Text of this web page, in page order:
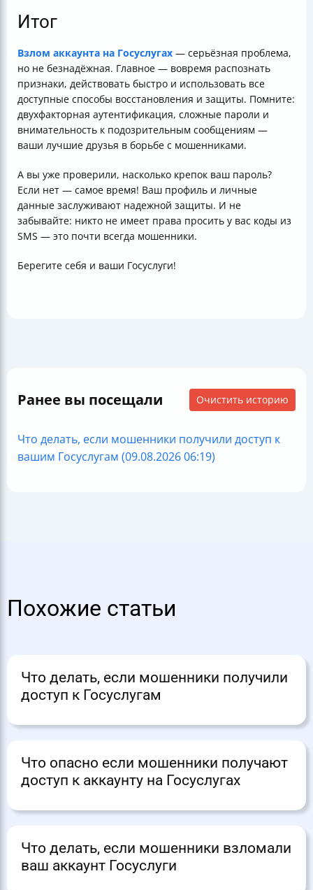
Итог
Взлом аккаунта на Госуслугах — серьёзная проблема,
но не безнадёжная. Главное — вовремя распознать
признаки, действовать быстро и использовать все
доступные способы восстановления и защиты. Помните:
двухфакторная аутентификация, сложные пароли и
внимательность к подозрительным сообщениям —
ваши лучшие друзья в борьбе с мошенниками.
А вы уже проверили, насколько крепок ваш пароль?
Если нет — самое время! Ваш профиль и личные
данные заслуживают надежной защиты. И не
забывайте: никто не имеет права просить у вас коды из
SMS — это почти всегда мошенники.
Берегите себя и ваши Госуслуги!
Ранее вы посещали Очистить историю
Что делать, если мошенники получили доступ к
вашим Госуслугам (09.08.2026 06:19)
Похожие статьи
Что делать, если мошенники получили
доступ к Госуслугам
Что опасно если мошенники получают
доступ к аккаунту на Госуслугах
Что делать, если мошенники взломали
ваш аккаунт Госуслуги